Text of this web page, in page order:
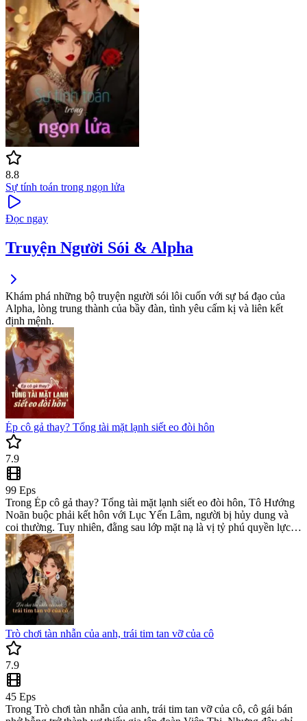
8.8
Sự tính toán trong ngọn lửa
Đọc ngay
Truyện Người Sói & Alpha
Khám phá những bộ truyện người sói lôi cuốn với sự bá đạo của
Alpha, lòng trung thành của bầy đàn, tình yêu cấm kị và liên kết
định mệnh.
Ép cô gả thay? Tổng tài mặt lạnh siết eo đòi hôn
7.9
99 Eps
Trong Ép cô gả thay? Tổng tài mặt lạnh siết eo đòi hôn, Tô Hướng
Noãn buộc phải kết hôn với Lục Yến Lâm, người bị hủy dung và
coi thường. Tuy nhiên, đằng sau lớp mặt nạ là vị tỷ phú quyền lực.
Đọc romance novel này để xem hành trình tình yêu đầy kịch tính
trong bộ billionaire romance books hấp dẫn.
Trò chơi tàn nhẫn của anh, trái tim tan vỡ của cô
7.9
45 Eps
Trong Trò chơi tàn nhẫn của anh, trái tim tan vỡ của cô, cô gái bán